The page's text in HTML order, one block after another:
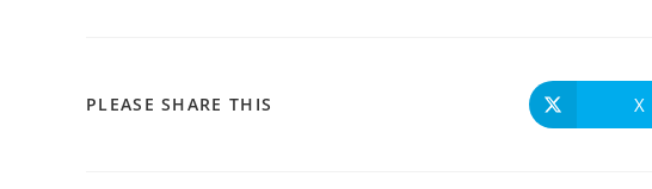
PLEASE SHARE THIS
abre
X